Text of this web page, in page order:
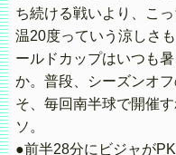
ち続ける戦いより、こ
温20度っていう涼しさ
ールドカップはいつも
か。普段、シーズンオ
そ、毎回南半球で開催
ソ。
●前半28分にビジャが